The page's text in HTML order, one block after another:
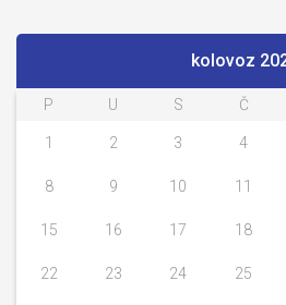
kolovoz
P U S Č
1 2 3 4
8 9 10 11
15 16 17 18
22 23 24 25